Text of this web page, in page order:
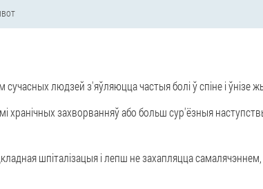
людзей з'яўляюцца частыя болі ў спіне і ўнізе
хранічных захворванняў або больш сур'ёзныя
шпіталізацыя і лепш не захапляцца самалячэннем